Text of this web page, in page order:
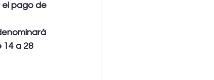
el pago de
14 a 28